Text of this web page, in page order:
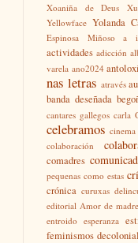
Xoaniña de Deus
Yellowface Yolanda
Espinosa Miñoso
a
actividades adicción
varela ano2024
nas letras através
banda deseñada
cantares gallegos carla
celebramos cinema
colaboración
comadres
pequenas como estas
crónica curuxas
editorial Amor de madre
entroido esperanza
feminismos decolonial